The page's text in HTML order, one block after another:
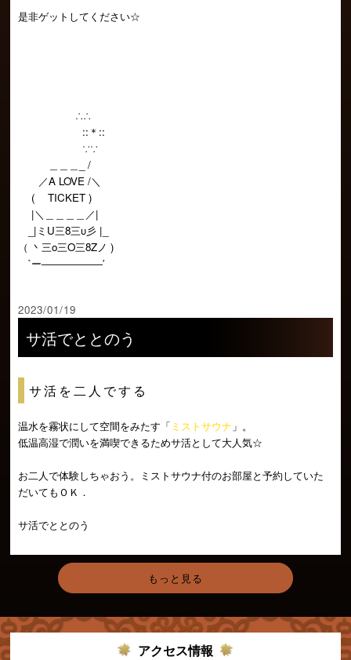
是非ゲットしてください☆
∴∴
::＊::
∵∵
＿＿＿_ /
／A LOVE /＼
( TICKET )
|＼＿＿＿＿／|
_|ミU三8三υ彡 |_
（ 丶三o三O三8Zノ )
`ー――――――′
2023/01/19
サ活でととのう
サ活を二人でする
温水を霧状にして空間をみたす「 ミストサウナ 」。
低温高湿で潤いを満喫できるためサ活として大人気☆
お二人で体験しちゃおう。ミストサウナ付のお部屋と予約していた
だいてもＯＫ．
サ活でととのう
もっと見る
アクセス情報